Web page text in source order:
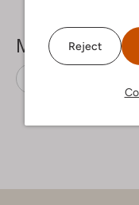
Reject
Mehr sehen